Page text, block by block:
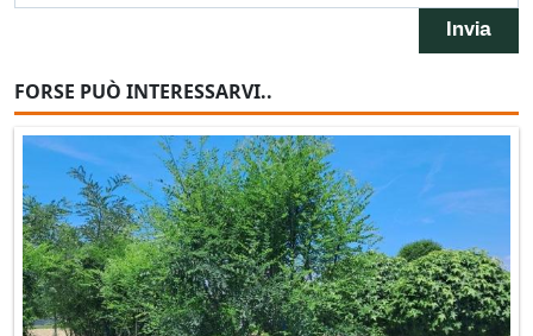
FORSE PUÒ INTERESSARVI..